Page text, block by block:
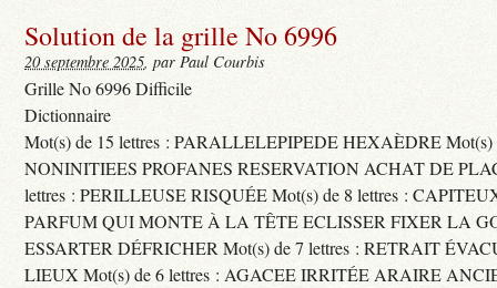
Solution de la grille No 6996
20 septembre 2025, par Paul Courbis
Grille No 6996 Difficile
Dictionnaire
Mot(s) de 15 lettres : PARALLELEPIPEDE HEXAÈDRE Mot(s)
NONINITIEES PROFANES RESERVATION ACHAT DE
lettres : PERILLEUSE RISQUÉE Mot(s) de 8 lettres :
PARFUM QUI MONTE À LA TÊTE ECLISSER FIXER LA
ESSARTER DÉFRICHER Mot(s) de 7 lettres : RETRAIT
LIEUX Mot(s) de 6 lettres : AGACEE IRRITÉE ARAIRE